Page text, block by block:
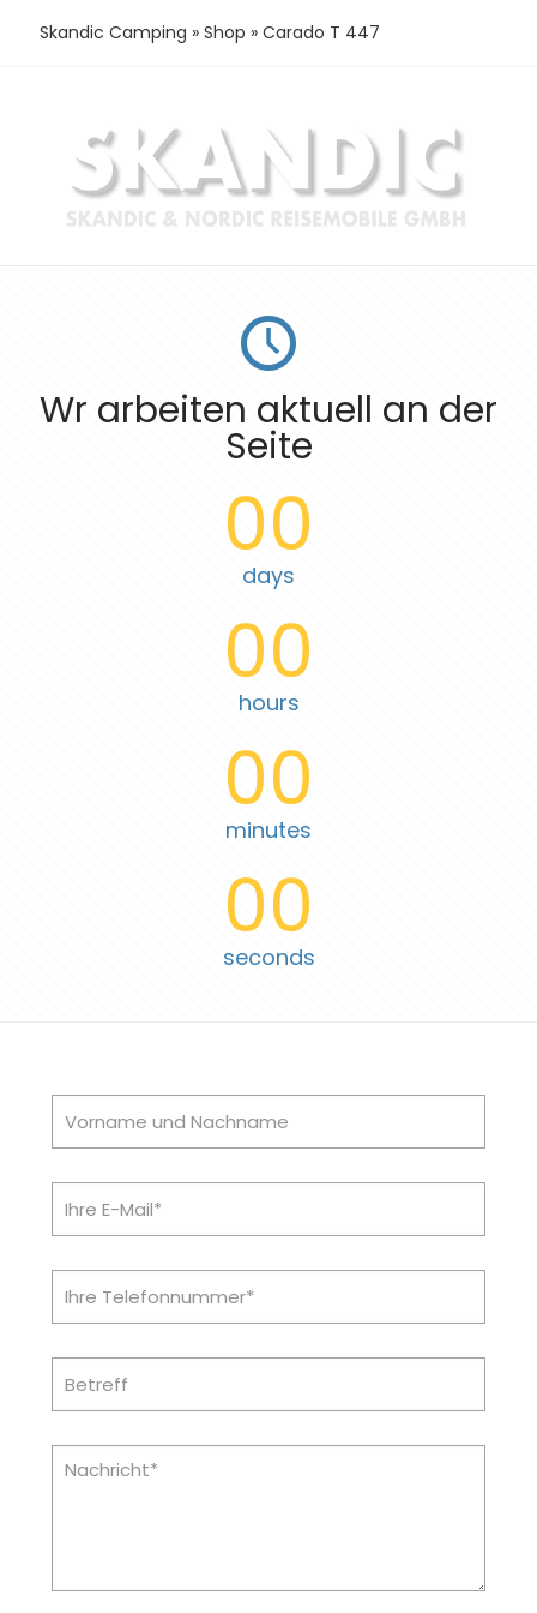
Skandic Camping » Shop » Carado T 447
Wr arbeiten aktuell an der
Seite
00
days
00
hours
00
minutes
00
seconds